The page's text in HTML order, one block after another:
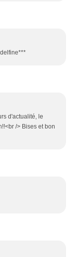
d'actualité, le
/> Bises et bon